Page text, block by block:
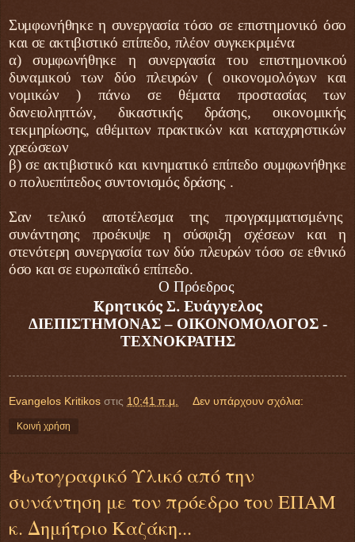
Συμφωνήθηκε η συνεργασία τόσο σε επιστημονικό όσο
και σε ακτιβιστικό επίπεδο, πλέον συγκεκριμένα
α) συμφωνήθηκε η συνεργασία του επιστημονικού
δυναμικού των δύο πλευρών ( οικονομολόγων και
νομικών ) πάνω σε θέματα προστασίας των
δανειοληπτών, δικαστικής δράσης, οικονομικής
τεκμηρίωσης, αθέμιτων πρακτικών και καταχρηστικών
χρεώσεων
β) σε ακτιβιστικό και κινηματικό επίπεδο συμφωνήθηκε
ο πολυεπίπεδος συντονισμός δράσης .
Σαν τελικό αποτέλεσμα της προγραμματισμένης
συνάντησης προέκυψε η σύσφιξη σχέσεων και η
στενότερη συνεργασία των δύο πλευρών τόσο σε εθνικό
όσο και σε ευρωπαϊκό επίπεδο.
Ο Πρόεδρος
Κρητικός Σ. Ευάγγελος
ΔΙΕΠΙΣΤΗΜΟΝΑΣ – ΟΙΚΟΝΟΜΟΛΟΓΟΣ -
ΤΕΧΝΟΚΡΑΤΗΣ
Evangelos Kritikos στις 10:41 π.μ. Δεν υπάρχουν σχόλια:
Κοινή χρήση
Φωτογραφικό Υλικό από την
συνάντηση με τον πρόεδρο του ΕΠΑΜ
κ. Δημήτριο Καζάκη...